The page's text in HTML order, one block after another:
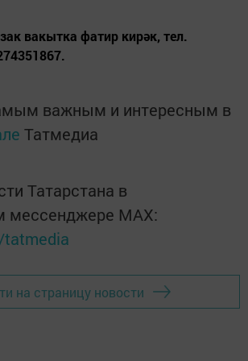
вакытка фатир кирәк, тел.
важным и интересным в
Татмедиа
Татарстана в
мессенджере MАХ:
на страницу новости